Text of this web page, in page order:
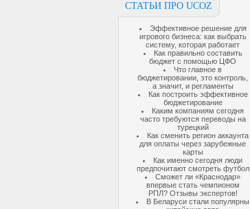
СТАТЬИ ПРО UCOZ
Эффективное решение для
игрового бизнеса: как выбрать
систему, которая работает
Как правильно составить
бюджет с помощью ЦФО
Что главное в
бюджетировании, это контроль,
а значит, и регламенты
Как построить эффективное
бюджетирование
Каким компаниям сегодня
часто требуются переводы на
турецкий
Как сменить регион аккаунта
для оплаты через зарубежные
карты
Как именно сегодня люди
предпочитают смотреть футбол
Сможет ли «Краснодар»
впервые стать чемпионом
РПЛ? Отзывы экспертов!
В Беларуси стали популярны